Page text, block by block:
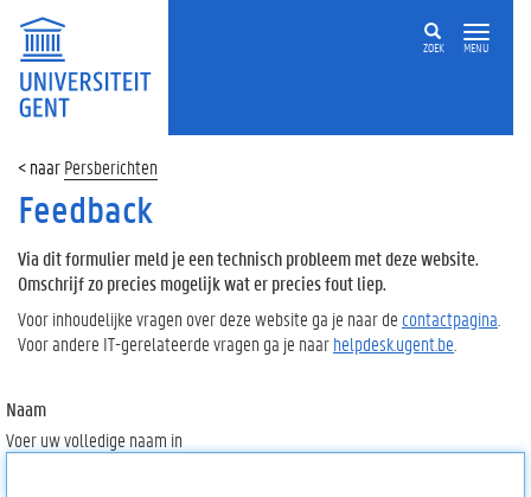
ZOEK MENU
Persberichten
Feedback
Via dit formulier meld je een technisch probleem met deze website.
Omschrijf zo precies mogelijk wat er precies fout liep.
Voor inhoudelijke vragen over deze website ga je naar de contactpagina
Voor andere IT-gerelateerde vragen ga je naarhelpdesk.ugent.be
Naam
Voer uw volledige naam in